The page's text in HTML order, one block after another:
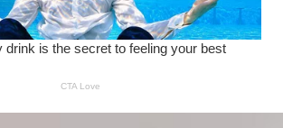
Wanita Pamer Pakaian